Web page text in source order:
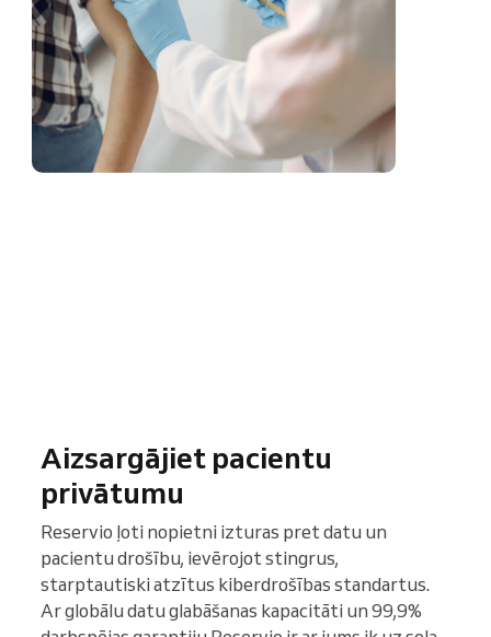
Aizsargājiet pacientu
privātumu
Reservio ļoti nopietni izturas pret datu un
pacientu drošību, ievērojot stingrus,
starptautiski atzītus kiberdrošības standartus.
Ar globālu datu glabāšanas kapacitāti un 99,9%